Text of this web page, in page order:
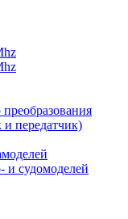
передатчик)
и судомоделей